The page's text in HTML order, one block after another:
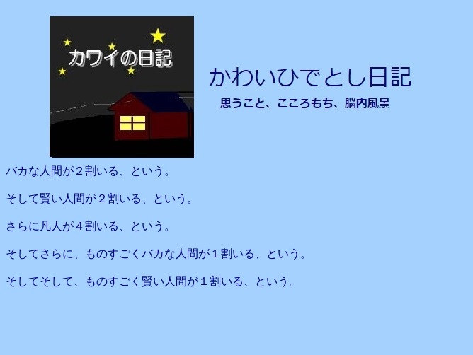
バカな人間が２割いる、という。
そして賢い人間が２割いる、という。
さらに凡人が４割いる、という。
そしてさらに、ものすごくバカな人間が１割いる、という。
そしてそして、ものすごく賢い人間が１割いる、という。